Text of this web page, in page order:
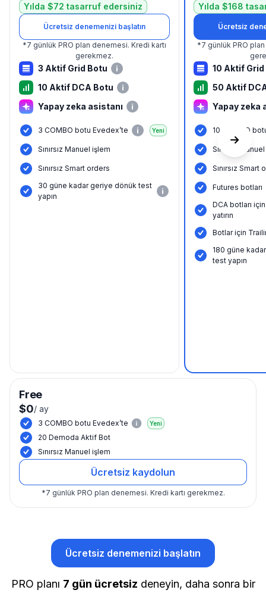
Yılda $72 tasarruf edersiniz
Ücretsiz denemenizi başlatın
*7 günlük PRO plan denemesi. Kredi kartı
gerekmez.
3 Aktif Grid Botu
10 Aktif DCA Botu
Yapay zeka asistanı
3 COMBO botu Evedex’te Yeni
Sınırsız Manuel işlem
Sınırsız Smart orders
30 güne kadar geriye dönük test
yapın
Yılda $168
Ücretsiz
*7 günlük PRO
10 Aktif
50 Aktif
Yapay zeka
10 COMBO
Sınırsız
Sınırsız Smart
Futures botları
DCA botları
yatırın
Botlar için
180 güne
test yapın
Free
$0/ ay
3 COMBO botu Evedex’te Yeni
20 Demoda Aktif Bot
Sınırsız Manuel işlem
Ücretsiz kaydolun
*7 günlük PRO plan denemesi. Kredi kartı gerekmez.
Ücretsiz denemenizi başlatın
PRO planı 7 gün ücretsiz deneyin, daha sonra bir